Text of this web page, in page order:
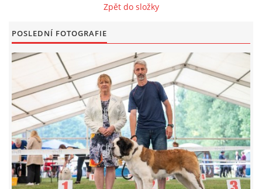
KONTAKT
© CHS ze Severních vrchů | Aktualizováno: 20. 7. 2026
Zpět do složky
POSLEDNÍ FOTOGRAFIE